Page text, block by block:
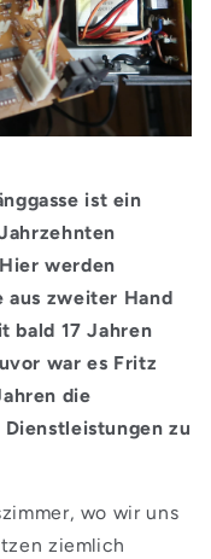
ist ein
werden
aus zweiter Hand
bald 17 Jahren
war es Fritz
die
zu
wo wir uns
ziemlich